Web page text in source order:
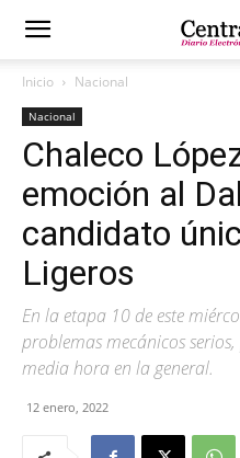
Inicio Nacional
Nacional
Chaleco
emoción al
candidato
Ligeros
En la etapa 10 de este
problemas mecánicos
media hora en la general.
12 enero, 2022